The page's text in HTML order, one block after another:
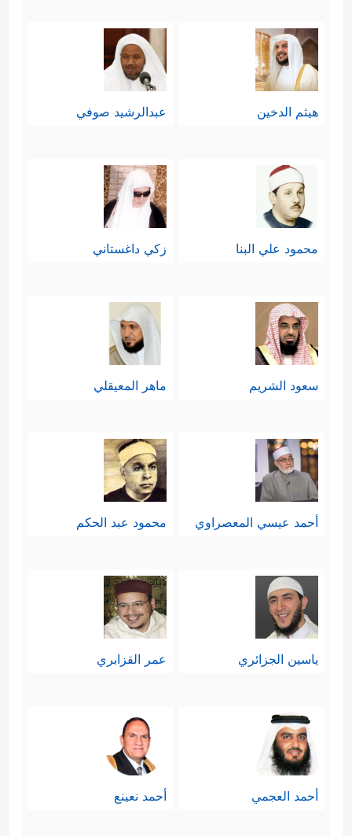
هيثم الدخين عبدالرشيد صوفي
محمود علي البنا زكي داغستاني
سعود الشريم ماهر المعيقلي
أحمد عيسي المعصراوي محمود عبد الحكم
ياسين الجزائري عمر القزابري
أحمد العجمي أحمد نعينع